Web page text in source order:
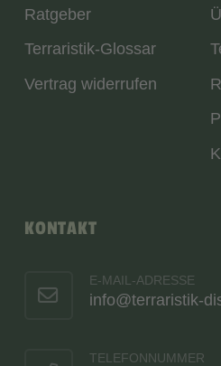
Ratgeber
Terraristik-Glossar
Vertrag widerrufen
KONTAKT
E-MAIL-ADRESSE
info@terraristik-
TELEFONNUMMER